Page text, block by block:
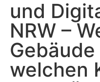
und
NRW –
welchen